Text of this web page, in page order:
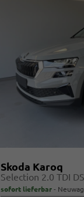
Skoda Karoq
sofort lieferbar